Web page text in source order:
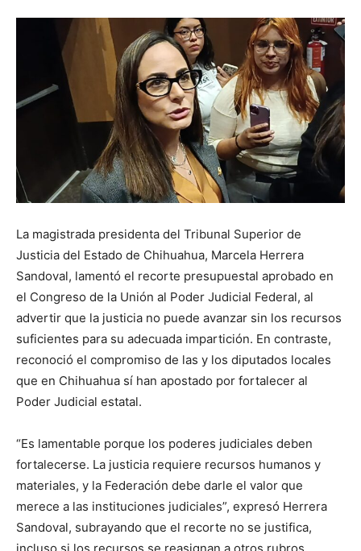
La magistrada presidenta del Tribunal Superior de
Justicia del Estado de Chihuahua, Marcela Herrera
Sandoval, lamentó el recorte presupuestal aprobado en
el Congreso de la Unión al Poder Judicial Federal, al
advertir que la justicia no puede avanzar sin los recursos
suficientes para su adecuada impartición. En contraste,
reconoció el compromiso de las y los diputados locales
que en Chihuahua sí han apostado por fortalecer al
Poder Judicial estatal.
“Es lamentable porque los poderes judiciales deben
fortalecerse. La justicia requiere recursos humanos y
materiales, y la Federación debe darle el valor que
merece a las instituciones judiciales”, expresó Herrera
Sandoval, subrayando que el recorte no se justifica,